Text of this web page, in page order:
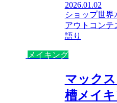
2026.01.02
ショップ世界
アウトコンテ
語り
メイキング
マック
槽メイ